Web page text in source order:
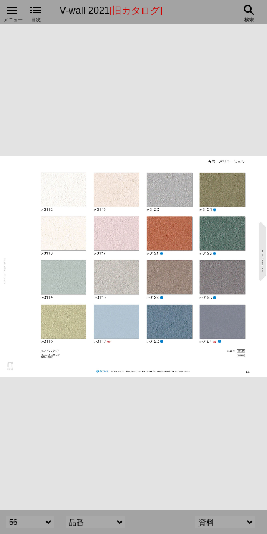
menu
メニュー
V-wall 2021[旧カタログ]
list
目次
search
検索